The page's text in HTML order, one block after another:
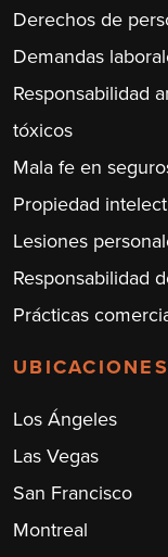
Derechos de
Demandas
Responsabilidad
tóxicos
Mala fe en
Propiedad
Lesiones
Responsabilidad
Prácticas
UBICACIONES
Los Ángeles
Las Vegas
San Francisco
Montreal